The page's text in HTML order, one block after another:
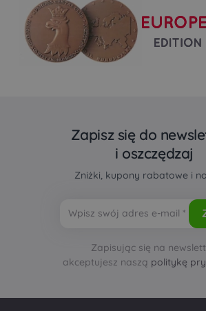
Zapisz się do
i oszczędzaj
Zniżki, kupony rabatowe i
Zapisując się na
akceptujesz naszą politykę